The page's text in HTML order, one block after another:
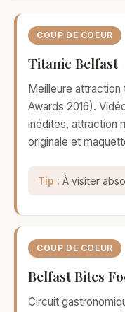
COUP DE COEUR
Titanic Belfast
Meilleure attraction
Awards 2016).
inédites, attraction
originale et
Tip : À visiter
COUP DE COEUR
Belfast Bites
Circuit